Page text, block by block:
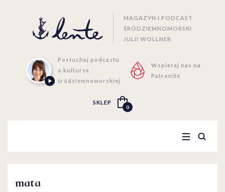
MAGAZYN I PODCAST
ŚRÓDZIEMNOMORSKI
JULII WOLLNER
Posłuchaj podcastu
o kulturze
śródziemnomorskiej
Wspieraj nas na
Patronite
SKLEP
0
mata